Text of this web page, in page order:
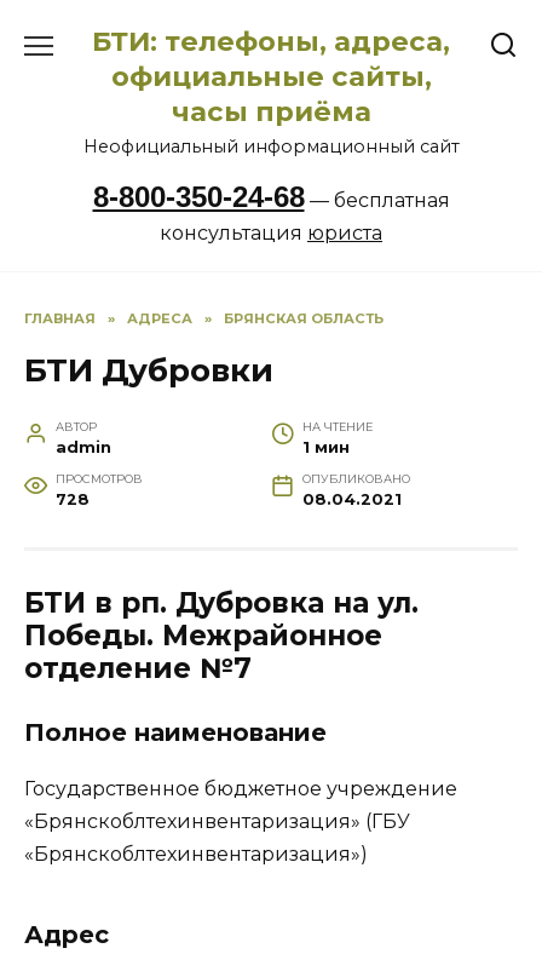
содержанию
БТИ: телефоны, адреса,
официальные сайты,
часы приёма
Неофициальный информационный сайт
8-800-350-24-68— бесплатная
консультация юриста
ГЛАВНАЯ » АДРЕСА » БРЯНСКАЯ ОБЛАСТЬ
БТИ Дубровки
АВТОР
admin
НА ЧТЕНИЕ
1 мин
ПРОСМОТРОВ
728
ОПУБЛИКОВАНО
08.04.2021
БТИ в рп. Дубровка на ул.
Победы. Межрайонное
отделение №7
Полное наименование
Государственное бюджетное учреждение
«Брянскоблтехинвентаризация» (ГБУ
«Брянскоблтехинвентаризация»)
Адрес